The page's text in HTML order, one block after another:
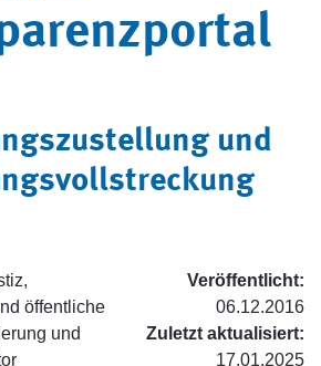
und
öffentliche
und
Veröffentlicht:
06.12.2016
Zuletzt aktualisiert:
17.01.2025